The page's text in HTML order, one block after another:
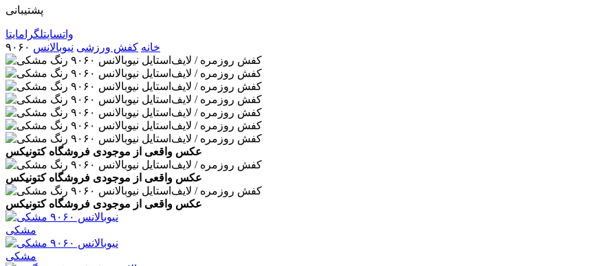
پشتیبانی
واتساپتلگرامایتا
خانه کفش ورزشی نیوبالانس ۹۰۶۰
عکس واقعی از موجودی فروشگاه کتونیکس
عکس واقعی از موجودی فروشگاه کتونیکس
عکس واقعی از موجودی فروشگاه کتونیکس
مشکی
مشکی